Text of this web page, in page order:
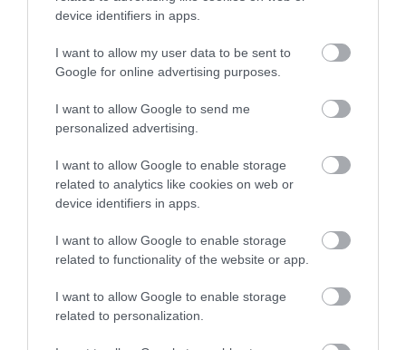
device identifiers in apps.
I want to allow my user data to be sent to
Google for online advertising purposes.
I want to allow Google to send me
personalized advertising.
I want to allow Google to enable storage
related to analytics like cookies on web or
device identifiers in apps.
I want to allow Google to enable storage
related to functionality of the website or app.
I want to allow Google to enable storage
related to personalization.
Ha tovább olvasnál:Ingyen körutazásból 18
milliós bukás – igazi rémálom lett az amerikai
pár nyereményéből
Az eddigi tapasztalatok alapján az sem mindegy,
hogy melyik napon kattintunk rá a foglalás gombra:
ha ezt vasárnap tesszük meg, átlagosan 13
százalékot spórolhatunk a repülőjegyen. Ez viszont
hiszen jellemzően ezek a repjegyek a legdrágábbak
– érdemes tehát inkább egy hétköznapi járatot
választani.